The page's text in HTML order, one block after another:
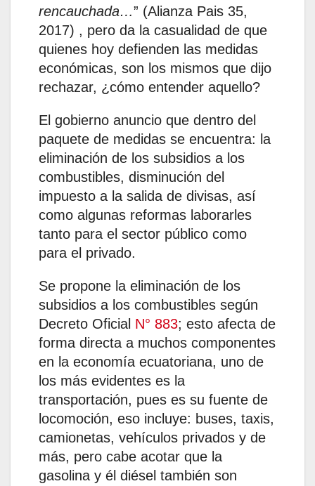
rencauchada…” (Alianza Pais 35,
2017) , pero da la casualidad de que
quienes hoy defienden las medidas
económicas, son los mismos que dijo
rechazar, ¿cómo entender aquello?
El gobierno anuncio que dentro del
paquete de medidas se encuentra: la
eliminación de los subsidios a los
combustibles, disminución del
impuesto a la salida de divisas, así
como algunas reformas laborarles
tanto para el sector público como
para el privado.
Se propone la eliminación de los
subsidios a los combustibles según
Decreto Oficial N° 883; esto afecta de
forma directa a muchos componentes
en la economía ecuatoriana, uno de
los más evidentes es la
transportación, pues es su fuente de
locomoción, eso incluye: buses, taxis,
camionetas, vehículos privados y de
más, pero cabe acotar que la
gasolina y él diésel también son